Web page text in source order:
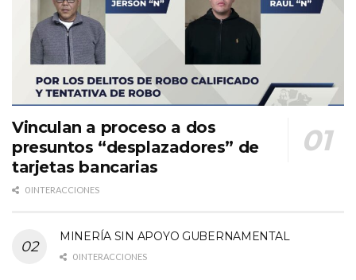
Vinculan a proceso a dos
presuntos “desplazadores” de
tarjetas bancarias
0 INTERACCIONES
MINERÍA SIN APOYO GUBERNAMENTAL
0 INTERACCIONES